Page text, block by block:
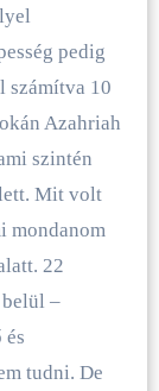
pedig
számítva 10
Azahriah
szintén
Mit volt
mondanom
22
belül –
tudni. De